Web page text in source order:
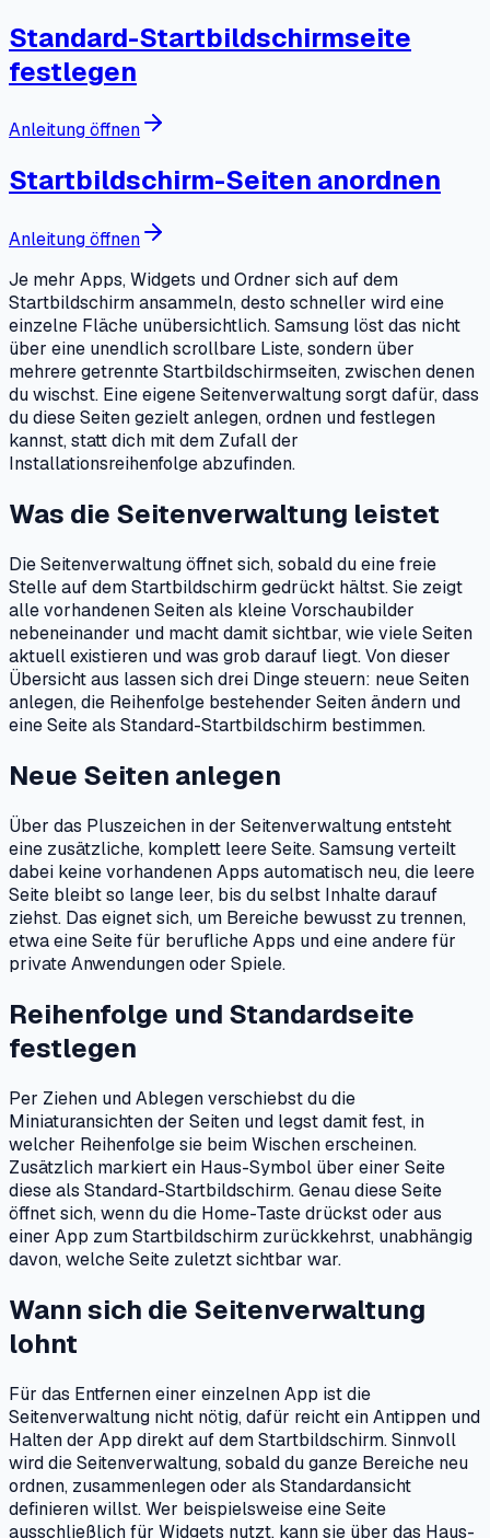
Standard-Startbildschirmseite
festlegen
Anleitung öffnen
Startbildschirm-Seiten anordnen
Anleitung öffnen
Je mehr Apps, Widgets und Ordner sich auf dem
Startbildschirm ansammeln, desto schneller wird eine
einzelne Fläche unübersichtlich. Samsung löst das nicht
über eine unendlich scrollbare Liste, sondern über
mehrere getrennte Startbildschirmseiten, zwischen denen
du wischst. Eine eigene Seitenverwaltung sorgt dafür, dass
du diese Seiten gezielt anlegen, ordnen und festlegen
kannst, statt dich mit dem Zufall der
Installationsreihenfolge abzufinden.
Was die Seitenverwaltung leistet
Die Seitenverwaltung öffnet sich, sobald du eine freie
Stelle auf dem Startbildschirm gedrückt hältst. Sie zeigt
alle vorhandenen Seiten als kleine Vorschaubilder
nebeneinander und macht damit sichtbar, wie viele Seiten
aktuell existieren und was grob darauf liegt. Von dieser
Übersicht aus lassen sich drei Dinge steuern: neue Seiten
anlegen, die Reihenfolge bestehender Seiten ändern und
eine Seite als Standard-Startbildschirm bestimmen.
Neue Seiten anlegen
Über das Pluszeichen in der Seitenverwaltung entsteht
eine zusätzliche, komplett leere Seite. Samsung verteilt
dabei keine vorhandenen Apps automatisch neu, die leere
Seite bleibt so lange leer, bis du selbst Inhalte darauf
ziehst. Das eignet sich, um Bereiche bewusst zu trennen,
etwa eine Seite für berufliche Apps und eine andere für
private Anwendungen oder Spiele.
Reihenfolge und Standardseite
festlegen
Per Ziehen und Ablegen verschiebst du die
Miniaturansichten der Seiten und legst damit fest, in
welcher Reihenfolge sie beim Wischen erscheinen.
Zusätzlich markiert ein Haus-Symbol über einer Seite
diese als Standard-Startbildschirm. Genau diese Seite
öffnet sich, wenn du die Home-Taste drückst oder aus
einer App zum Startbildschirm zurückkehrst, unabhängig
davon, welche Seite zuletzt sichtbar war.
Wann sich die Seitenverwaltung
lohnt
Für das Entfernen einer einzelnen App ist die
Seitenverwaltung nicht nötig, dafür reicht ein Antippen und
Halten der App direkt auf dem Startbildschirm. Sinnvoll
wird die Seitenverwaltung, sobald du ganze Bereiche neu
ordnen, zusammenlegen oder als Standardansicht
definieren willst. Wer beispielsweise eine Seite
ausschließlich für Widgets nutzt, kann sie über das Haus-